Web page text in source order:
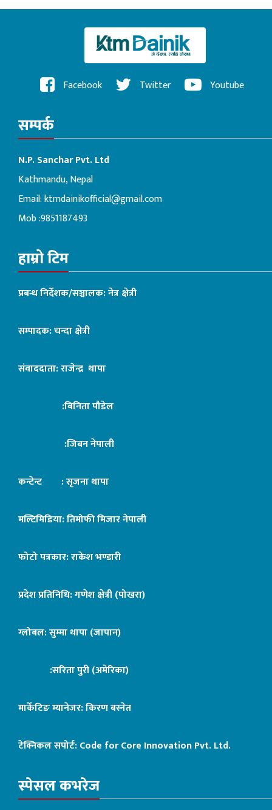
Facebook Twitter Youtube
सम्पर्क
N.P. Sanchar Pvt. Ltd
Kathmandu, Nepal
Email:ktmdainikofficial@gmail.com
Mob :9851187493
हाम्रो टिम
प्रबन्ध निर्देशक/सञ्चालक: नेत्र क्षेत्री
सम्पादक: चन्दा क्षेत्री
संवाददाता: राजेन्द्र थापा
:बिनिता पौडेल
:जिबन नेपाली
कन्टेन्ट : सृजना थापा
मल्टिमिडिया: तिमोफी मिजार नेपाली
फोटो पत्रकार: राकेश भण्डारी
प्रदेश प्रतिनिधि: गणेश क्षेत्री (पोखरा)
ग्लोबल: सुम्मा थापा (जापान)
:सरिता पुरी (अमेरिका)
मार्केटिङ म्यानेजर: किरण बस्नेत
टेक्निकल सपोर्ट:Code for Core Innovation Pvt. Ltd.
स्पेसल कभरेज